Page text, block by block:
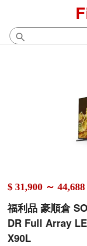
$ 31,900 ～ 44,688
福利品 豪順倉
DR Full Array
X90L